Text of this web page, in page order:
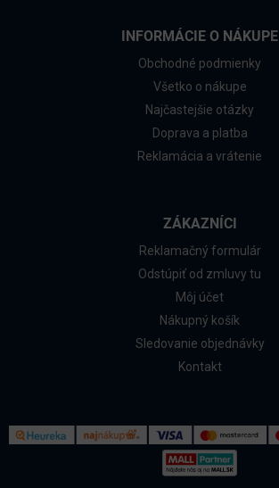
INFORMÁCIE O NÁKUPE
Obchodné podmienky
Všetko o nákupe
Najčastejšie otázky
Doprava a platba
Reklamácia a vrátenie
ZÁKAZNÍCI
Reklamačný formulár
Odstúpiť od zmluvy tu
Môj účet
Nákupný košík
Sledovanie objednávky
Kontakt